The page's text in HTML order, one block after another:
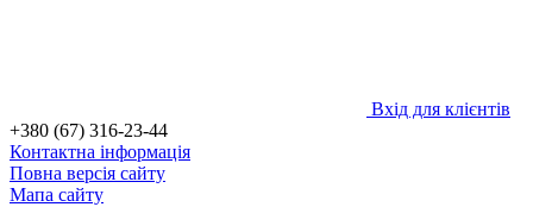
Вхід для клієнтів
+380 (67) 316-23-44
Контактна інформація
Повна версія сайту
Мапа сайту